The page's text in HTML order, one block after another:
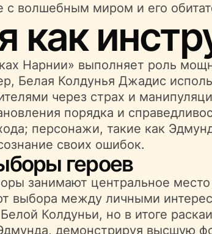
с волшебным миром и его
как
Нарнии» выполняет роль
Белая Колдунья Джадис
через страх и
порядка и
персонажи, такие как
своих ошибок.
героев
занимают центральное
выбора между личными
Колдуньи, но в итоге
демонстрируя высшую